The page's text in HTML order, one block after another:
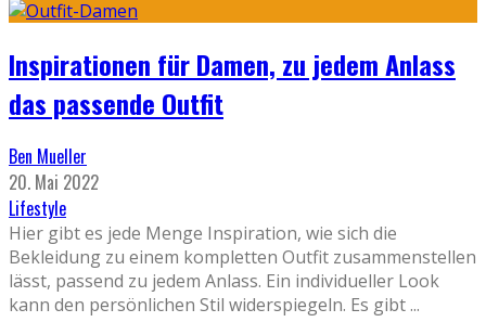
Inspirationen für Damen, zu jedem Anlass
das passende Outfit
Ben Mueller
20. Mai 2022
Lifestyle
Hier gibt es jede Menge Inspiration, wie sich die
Bekleidung zu einem kompletten Outfit zusammenstellen
lässt, passend zu jedem Anlass. Ein individueller Look
kann den persönlichen Stil widerspiegeln. Es gibt...